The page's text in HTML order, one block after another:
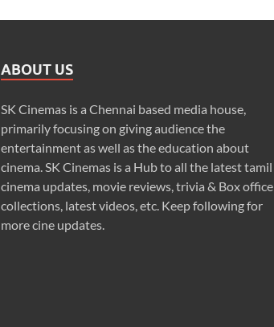
ABOUT US
SK Cinemas is a Chennai based media house,
primarily focusing on giving audience the
entertainment as well as the education about
cinema. SK Cinemas is a Hub to all the latest tamil
cinema updates, movie reviews, trivia & Box office
collections, latest videos, etc. Keep following for
more cine updates.